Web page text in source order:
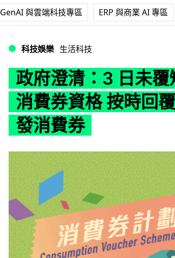
GenAI 與雲端科技專區 ERP 與商業 AI 專區
科技娛樂 生活科技
政府澄清：3 日未
消費券資格 按時回
發消費券